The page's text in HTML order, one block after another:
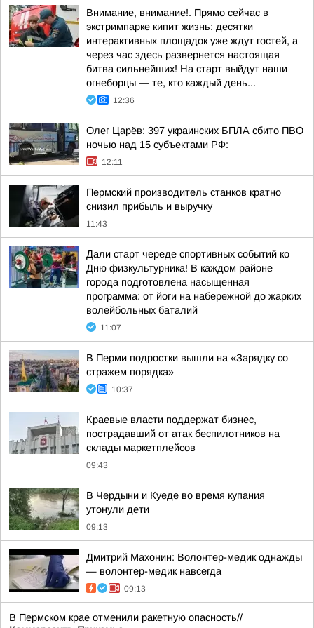
Внимание, внимание!. Прямо сейчас в
экстримпарке кипит жизнь: десятки
интерактивных площадок уже ждут гостей, а
через час здесь развернется настоящая
битва сильнейших! На старт выйдут наши
огнеборцы — те, кто каждый день...
12:36
Олег Царёв: 397 украинских БПЛА сбито ПВО
ночью над 15 субъектами РФ:
12:11
Пермский производитель станков кратно
снизил прибыль и выручку
11:43
Дали старт череде спортивных событий ко
Дню физкультурника! В каждом районе
города подготовлена насыщенная
программа: от йоги на набережной до жарких
волейбольных баталий
11:07
В Перми подростки вышли на «Зарядку со
стражем порядка»
10:37
Краевые власти поддержат бизнес,
пострадавший от атак беспилотников на
склады маркетплейсов
09:43
В Чердыни и Куеде во время купания
утонули дети
09:13
Дмитрий Махонин: Волонтер-медик однажды
— волонтер-медик навсегда
09:13
В Пермском крае отменили ракетную опасность//